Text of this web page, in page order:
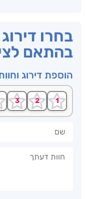
בחרו
בהתאם
הוספת דירוג